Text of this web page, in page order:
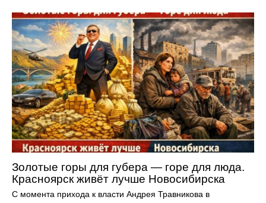
Золотые горы для губера — горе для люда.
Красноярск живёт лучше Новосибирска
С момента прихода к власти Андрея Травникова в